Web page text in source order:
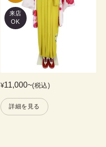
来店
OK
¥11,000~(税込)
詳細を見る